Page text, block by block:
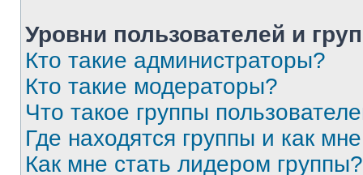
Уровни пользователей и
Кто такие администраторы?
Кто такие модераторы?
Что такое группы
Где находятся группы и как
Как мне стать лидером группы?